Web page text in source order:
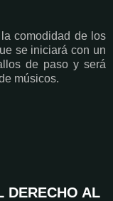
comodidad de los
se iniciará con un
de paso y será
músicos.
DERECHO AL